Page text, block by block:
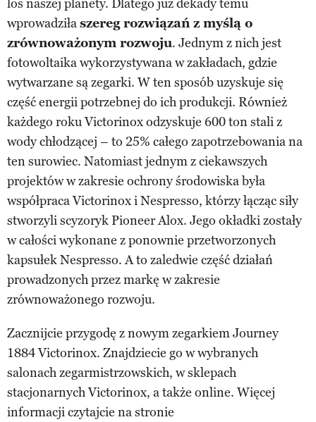
los naszej planety. Dlatego już dekady temu
wprowadziłaszereg rozwiązań z myślą o
zrównoważonym rozwoju. Jednym z nich jest
fotowoltaika wykorzystywana w zakładach, gdzie
wytwarzane są zegarki. W ten sposób uzyskuje się
część energii potrzebnej do ich produkcji. Również
każdego roku Victorinox odzyskuje 600 ton stali z
wody chłodzącej – to 25% całego zapotrzebowania na
ten surowiec. Natomiast jednym z ciekawszych
projektów w zakresie ochrony środowiska była
współpraca Victorinox i Nespresso, którzy łącząc siły
stworzyli scyzoryk Pioneer Alox. Jego okładki zostały
w całości wykonane z ponownie przetworzonych
kapsułek Nespresso. A to zaledwie część działań
prowadzonych przez markę w zakresie
zrównoważonego rozwoju.
Zacznijcie przygodę z nowym zegarkiem Journey
1884 Victorinox. Znajdziecie go w wybranych
salonach zegarmistrzowskich, w sklepach
stacjonarnych Victorinox, a także online. Więcej
informacji czytajcie na stronie